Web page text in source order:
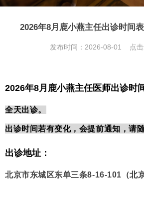
2026年8月鹿小燕主任出诊时间
发布时间：2026-08-01 点击
2026年8月鹿小燕主任医师出诊时
全天出诊。
出诊时间若有变化，会提前通知，请
出诊地址：
北京市东城区东单三条8-16-101 （北